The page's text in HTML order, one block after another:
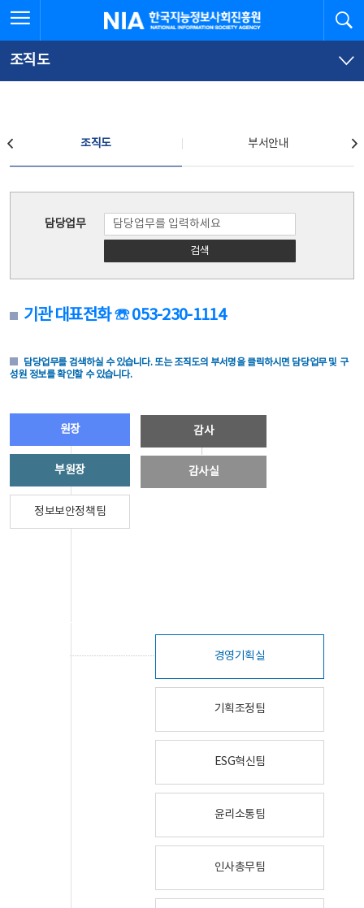
문
로
가
체
뉴
바
가
한국지능정보사회진흥원
조직도
조직도 부서안내
담당업무
검색
기관 대표전화 ☏ 053-230-1114
담당업무를 검색하실 수 있습니다. 또는 조직도의 부서명을 클릭하시면 담당업무 및 구
성원 정보를 확인할 수 있습니다.
원장
부원장
정보보안정책팀
감사
감사실
경영기획실
기획조정팀
ESG혁신팀
윤리소통팀
인사총무팀